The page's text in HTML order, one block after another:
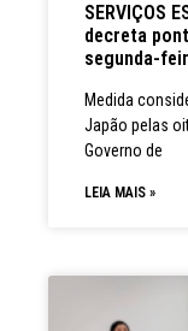
SERVIÇOS
decreta
segunda-
Medida
Japão pelas
Governo de
LEIA MAIS »